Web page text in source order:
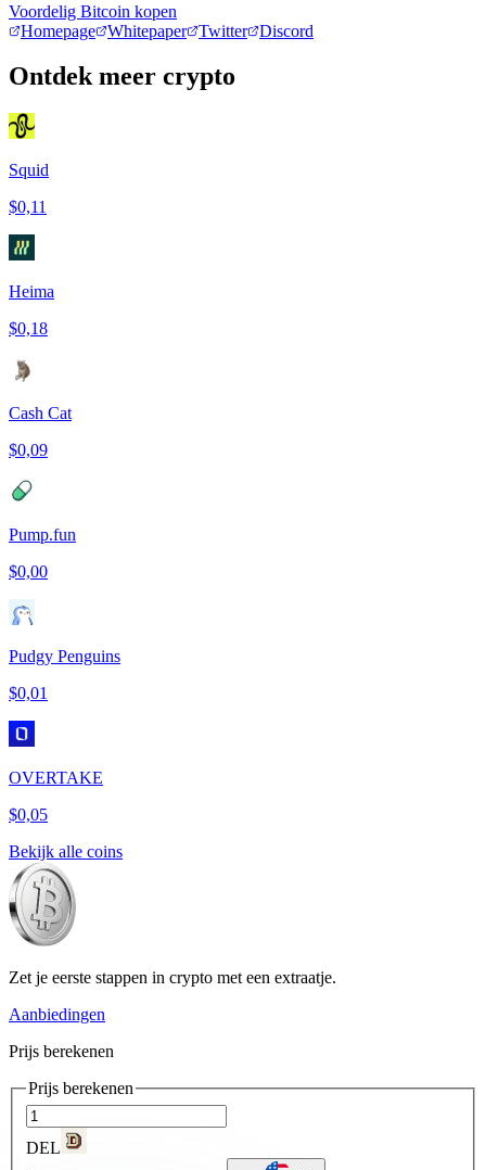
Voordelig Bitcoin kopen
Homepage
Whitepaper Twitter Discord
Ontdek meer crypto
Squid
$0,11
Heima
$0,18
Cash Cat
$0,09
Pump.fun
$0,00
Pudgy Penguins
$0,01
OVERTAKE
$0,05
Bekijk alle coins
Zet je eerste stappen in crypto met een extraatje.
Aanbiedingen
Prijs berekenen
Prijs berekenen
DEL